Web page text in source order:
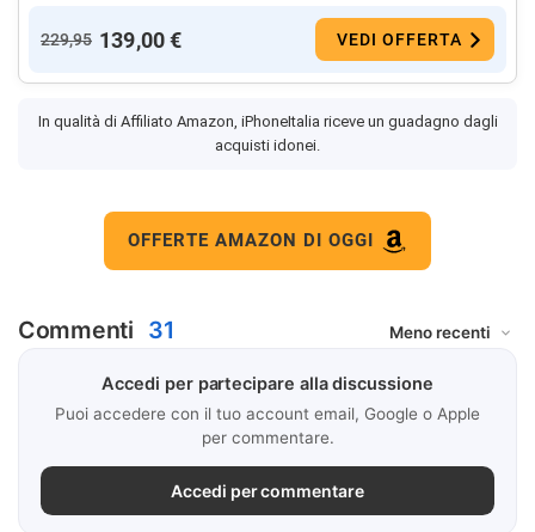
229,95 139,00 € VEDI OFFERTA
In qualità di Affiliato Amazon, iPhoneItalia riceve un guadagno dagli
acquisti idonei.
OFFERTE AMAZON DI OGGI
Commenti 31
Accedi per partecipare alla discussione
Puoi accedere con il tuo account email, Google o Apple
per commentare.
Accedi per commentare